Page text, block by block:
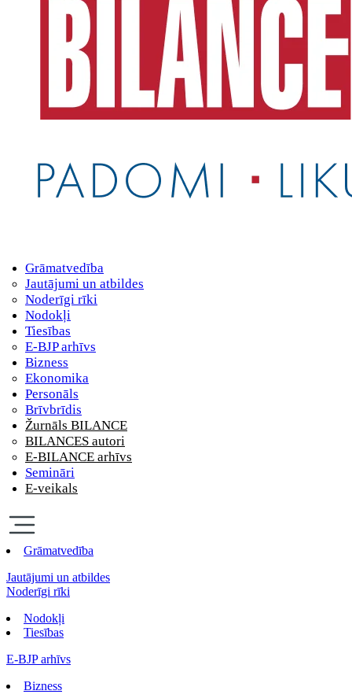
Grāmatvedība
Jautājumi un atbildes
Noderīgi rīki
Nodokļi
Tiesības
E-BJP arhīvs
Bizness
Ekonomika
Personāls
Brīvbrīdis
Žurnāls BILANCE
BILANCES autori
E-BILANCE arhīvs
Semināri
E-veikals
Grāmatvedība
Jautājumi un atbildes
Noderīgi rīki
Nodokļi
Tiesības
E-BJP arhīvs
Bizness